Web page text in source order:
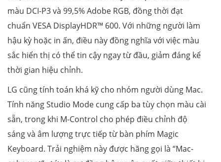
màu DCI-P3 và 99,5% Adobe RGB, đồng thời đạt
chuẩn VESA DisplayHDR™ 600. Với những người làm
hậu kỳ hoặc in ấn, điều này đồng nghĩa với việc màu
sắc hiển thị có thể tin cậy ngay từ đầu, giảm đáng kể
thời gian hiệu chỉnh.
LG cũng tính toán khá kỹ cho nhóm người dùng Mac.
Tính năng Studio Mode cung cấp ba tùy chọn màu cài
sẵn, trong khi M-Control cho phép điều chỉnh độ
sáng và âm lượng trực tiếp từ bàn phím Magic
Keyboard. Trải nghiệm này được hãng gọi là “Mac-